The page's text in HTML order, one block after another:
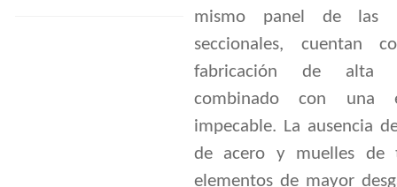
mismo panel de las
seccionales, cuentan
fabricación de alta
combinado con una
impecable. La ausencia
de acero y muelles de
elementos de mayor